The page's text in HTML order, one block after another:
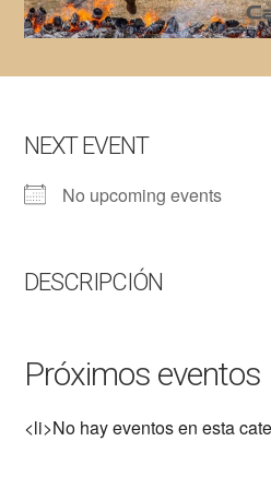
NEXT EVENT
No upcoming events
DESCRIPCIÓN
Próximos eventos
<li>No hay eventos en esta